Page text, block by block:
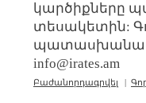
կարծիքները
տեսակետին:
info@irates.am
Բաժանորդագրվել |